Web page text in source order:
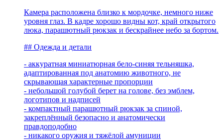
Камера расположена близко к мордочке, немного ниже
уровня глаз. В кадре хорошо видны кот, край открытого
люка, парашютный рюкзак и бескрайнее небо за бортом.
## Одежда и детали
- аккуратная миниатюрная бело-синяя тельняшка,
адаптированная под анатомию животного, не
скрывающая характерные пропорции
- небольшой голубой берет на голове, без эмблем,
логотипов и надписей
- компактный парашютный рюкзак за спиной,
закреплённый безопасно и анатомически
правдоподобно
- никакого оружия и тяжёлой амуниции